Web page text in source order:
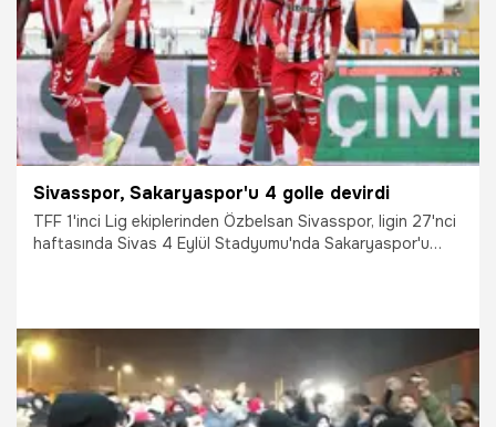
Sivasspor, Sakaryaspor'u 4 golle devirdi
TFF 1'inci Lig ekiplerinden Özbelsan Sivasspor, ligin 27'nci
haftasında Sivas 4 Eylül Stadyumu'nda Sakaryaspor'u
23.02.2026 Sivas